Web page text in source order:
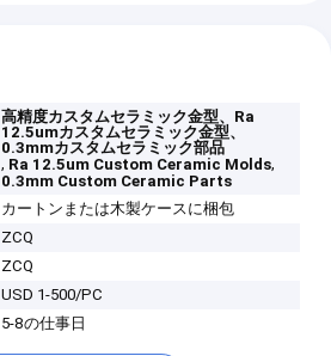
高精度カスタムセラミック金型、Ra
12.5umカスタムセラミック金型、
0.3mmカスタムセラミック部品
, Ra 12.5um Custom Ceramic Molds,
0.3mm Custom Ceramic Parts
カートンまたは木製ケースに梱包
ZCQ
ZCQ
USD 1-500/PC
5-8の仕事日